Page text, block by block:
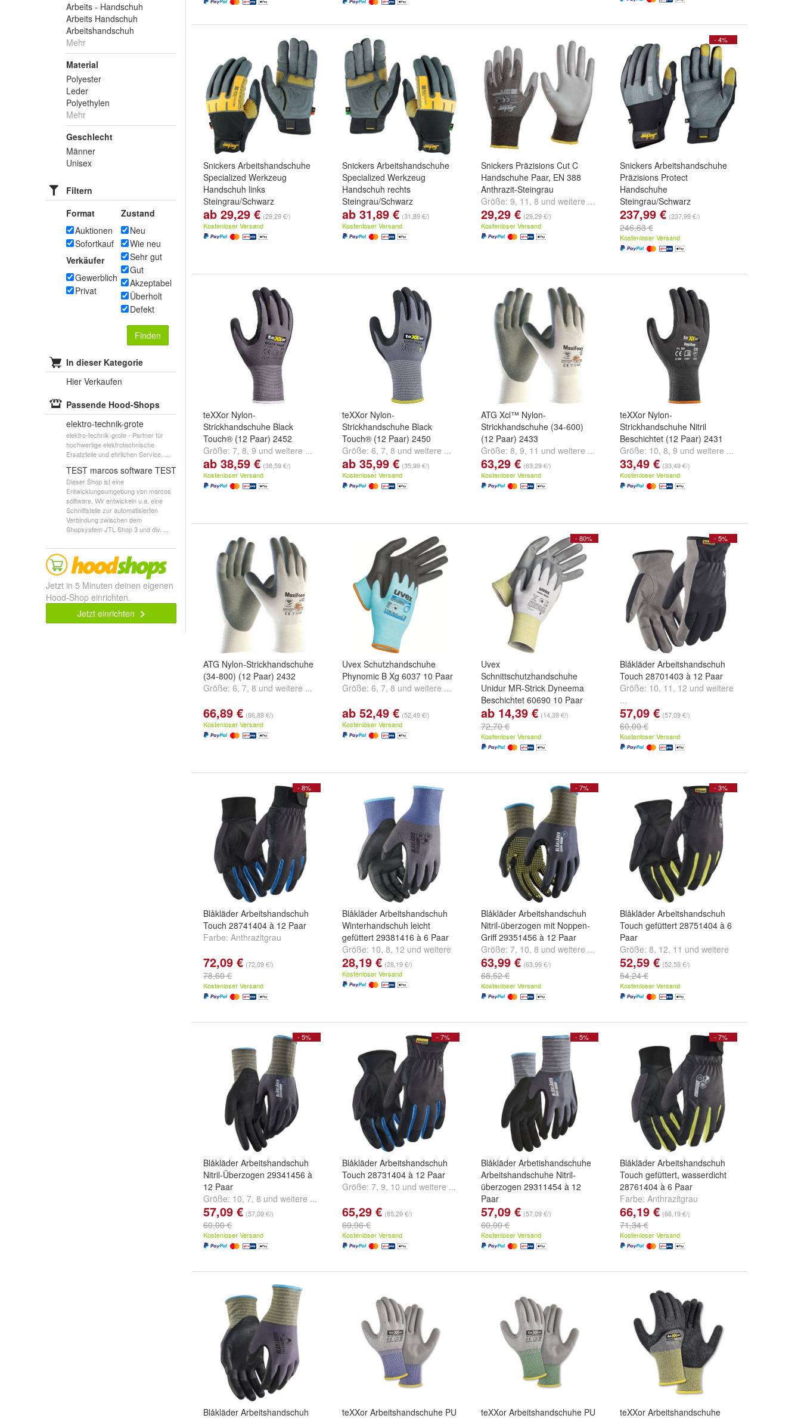
Arbeits - Handschuh
Arbeits Handschuh
Arbeitshandschuh
Mehr
Material
Polyester
Leder
Polyethylen
Mehr
Geschlecht
Männer
Unisex
Filtern
Format
Auktionen
Sofortkauf
Verkäufer
Gewerblich
Privat
Zustand
Neu
Wie neu
Sehr gut
Gut
Akzeptabel
Überholt
Defekt
Finden
In dieser Kategorie
Hier Verkaufen
Passende Hood-Shops
elektro-technik-grote
elektro-technik-grote - Partner für
hochwertige elektrotechnische
Ersatzteile und ehrlichen Service. ...
TEST marcos software TEST
Dieser Shop ist eine
Entwicklungsumgebung von marcos
software. Wir entwickeln u.a. eine
Schnittstelle zur automatisierten
Verbindung zwischen dem
Shopsystem JTL Shop 3 und div. ...
Jetzt in 5 Minuten deinen eigenen
Hood-Shop einrichten.
Jetzt einrichten
Snickers Arbeitshandschuhe
Specialized Werkzeug
Handschuh links
Steingrau/Schwarz
Größe:8 ,7, 9undweitere ...
ab 29,29 € (29,29 €/)
Kostenloser Versand
Snickers Arbeitshandschuhe
Specialized Werkzeug
Handschuh rechts
Steingrau/Schwarz
Größe: ,10 ,7 undweitere ...
ab 31,89 € (31,89 €/)
Kostenloser Versand
Snickers Präzisions Cut C
Handschuhe Paar, EN 388
Anthrazit-Steingrau
Größe: 9, 11 , 8 und weitere ...
29,29 € (29,29 €/)
Kostenloser Versand
- 4%
Snickers Arbeitshandschuhe
Präzisions Protect
Handschuhe
Steingrau/Schwarz
Größe:11 ,7 ,8undweitere ...
237,99 € (237,99 €/)
246,63 €
Kostenloser Versand
teXXor Nylon-
Strickhandschuhe Black
Touch® (12 Paar) 2452
Größe: 7, 8, 9 und weitere ...
ab 38,59 € (38,59 €/)
Kostenloser Versand
teXXor Nylon-
Strickhandschuhe Black
Touch® (12 Paar) 2450
Größe: 6, 7, 8 und weitere ...
ab 35,99 € (35,99 €/)
Kostenloser Versand
ATG Xcl™ Nylon-
Strickhandschuhe (34-600)
(12 Paar) 2433
Größe: 8, 9, 11 und weitere ...
63,29 € (63,29 €/)
Kostenloser Versand
teXXor Nylon-
Strickhandschuhe Nitril
Beschichtet (12 Paar) 2431
Größe: 10, 8, 9 und weitere ...
33,49 € (33,49 €/)
Kostenloser Versand
ATG Nylon-Strickhandschuhe
(34-800) (12 Paar) 2432
Größe: 6, 7, 8 und weitere ...
66,89 € (66,89 €/)
Kostenloser Versand
Uvex Schutzhandschuhe
Phynomic B Xg 6037 10 Paar
Größe: 6, 7, 8 und weitere ...
ab 52,49 € (52,49 €/)
Kostenloser Versand
- 80%
Uvex
Schnittschutzhandschuhe
Unidur MR-Strick Dyneema
Beschichtet 60690 10 Paar
Größe:10,11, 7undweitere
...
ab 14,39 € (14,39 €/)
72,70 €
Kostenloser Versand
- 5%
Blåkläder Arbeitshandschuh
Touch 28701403 à 12 Paar
Größe: 10, 11 , 12 und weitere
...
57,09 € (57,09 €/)
60,00 €
Kostenloser Versand
- 8%
Blåkläder Arbeitshandschuh
Touch 28741404 à 12 Paar
Farbe: Anthrazitgrau
72,09 € (72,09 €/)
78,60 €
Kostenloser Versand
Blåkläder Arbeitshandschuh
Winterhandschuh leicht
gefüttert 29381416 à 6 Paar
Größe: 10, 8, 12 und weitere
...
28,19 € (28,19 €/)
Kostenloser Versand
- 7%
Blåkläder Arbeitshandschuh
Nitril-überzogen mit Noppen-
Griff 29351456 à 12 Paar
Größe: 7, 10, 8 und weitere ...
63,99 € (63,99 €/)
68,52 €
Kostenloser Versand
- 3%
Blåkläder Arbeitshandschuh
Touch gefüttert 28751404 à 6
Paar
Größe: 8, 12, 11 und weitere
...
52,59 € (52,59 €/)
54,24 €
Kostenloser Versand
- 5%
Blåkläder Arbeitshandschuh
Nitril-Überzogen 29341456 à
12 Paar
Größe: 10, 7, 8 und weitere ...
57,09 € (57,09 €/)
60,00 €
Kostenloser Versand
- 7%
Blåkläder Arbeitshandschuh
Touch 28731404 à 12 Paar
Größe: 7, 9, 10 und weitere ...
65,29 € (65,29 €/)
69,96 €
Kostenloser Versand
- 5%
Blåkläder Arbetishandschuhe
Arbeitshandschuhe Nitril-
überzogen 29311454 à 12
Paar
Größe:7,8,9und
57,09 € (57,09 €/)
60,00 €
Kostenloser Versand
- 7%
Blåkläder Arbeitshandschuh
Touch gefüttert, wasserdicht
28761404 à 6 Paar
Farbe: Anthrazitgrau
66,19 € (66,19 €/)
71,34 €
Kostenloser Versand
Blåkläder Arbeitshandschuh teXXor Arbeitshandschuhe PU teXXor Arbeitshandschuhe PU teXXor Arbeitshandschuhe